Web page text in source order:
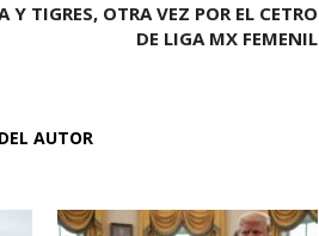
Y TIGRES, OTRA VEZ POR EL CETRO
DE LIGA MX FEMENIL
AUTOR